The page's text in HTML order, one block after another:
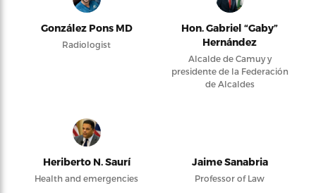
González Pons MD
Radiologist
Hon. Gabriel “Gaby”
Hernández
Alcalde de Camuy y
presidente de la Federación
de Alcaldes
Heriberto N. Saurí
Health and emergencies
Jaime Sanabria
Professor of Law